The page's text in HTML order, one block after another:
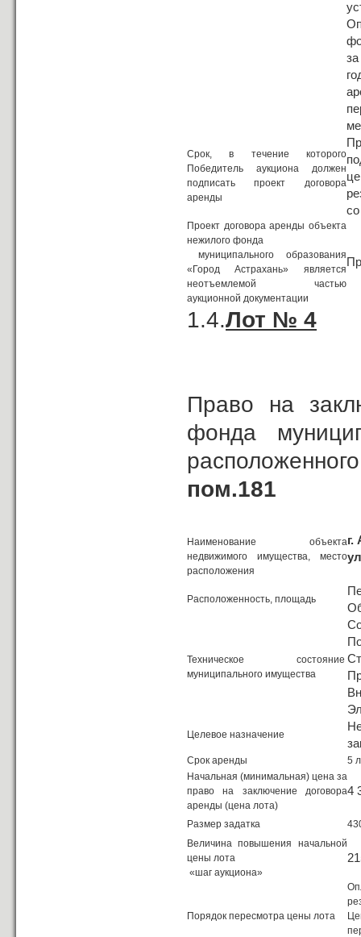
Срок, в течение которого
Победитель аукциона должен
подписать проект договора
аренды
Проект договора аренды объекта
нежилого фонда
муниципального образования
«Город Астрахань» является
неотъемлемой частью
аукционной документации
1.4.Лот № 4
Право на
фонда
пом.181
Наименование объекта
недвижимого имущества, место
расположения
г.
Расположенность, площадь
Техническое состояние
муниципального имущества
Целевое назначение
Срок аренды
5
Начальная (минимальная) цена за
право на заключение договора
аренды (цена лота)
4
Размер задатка
Величина повышения начальной
цены лота
«шаг аукциона»
Порядок пересмотра цены лота